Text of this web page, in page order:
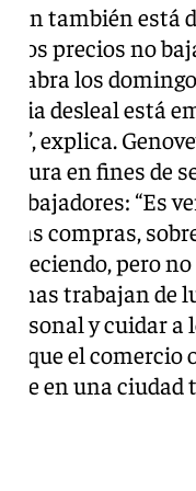
también está
“Los precios no
se abra los
desleal está
explica.
en fines de
“Es
compras,
pero
trabajan de
y cuidar
que el
en una